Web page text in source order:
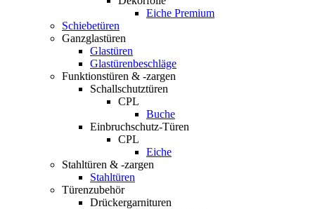
Eiche Premium
Schiebetüren
Ganzglastüren
Glastüren
Glastürenbeschläge
Funktionstüren & -zargen
Schallschutztüren
CPL
Buche
Einbruchschutz-Türen
CPL
Eiche
Stahltüren & -zargen
Stahltüren
Türenzubehör
Drückergarnituren